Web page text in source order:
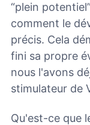
“plein
comment le
précis. Cela
fini sa propre
nous l'avons
stimulateur de
Qu'est-ce que